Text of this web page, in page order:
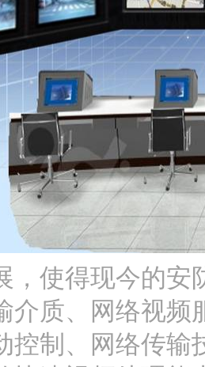
，使得现今的安
介质、网络视
控制、网络传输